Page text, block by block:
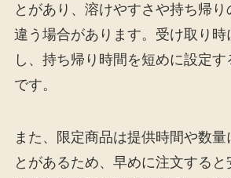
とがあり、溶けやすさや持ち帰り
違う場合があります。受け取り時
し、持ち帰り時間を短めに設定
です。
また、限定商品は提供時間や数量
とがあるため、早めに注文する